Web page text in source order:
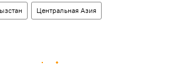
Центральная Азия